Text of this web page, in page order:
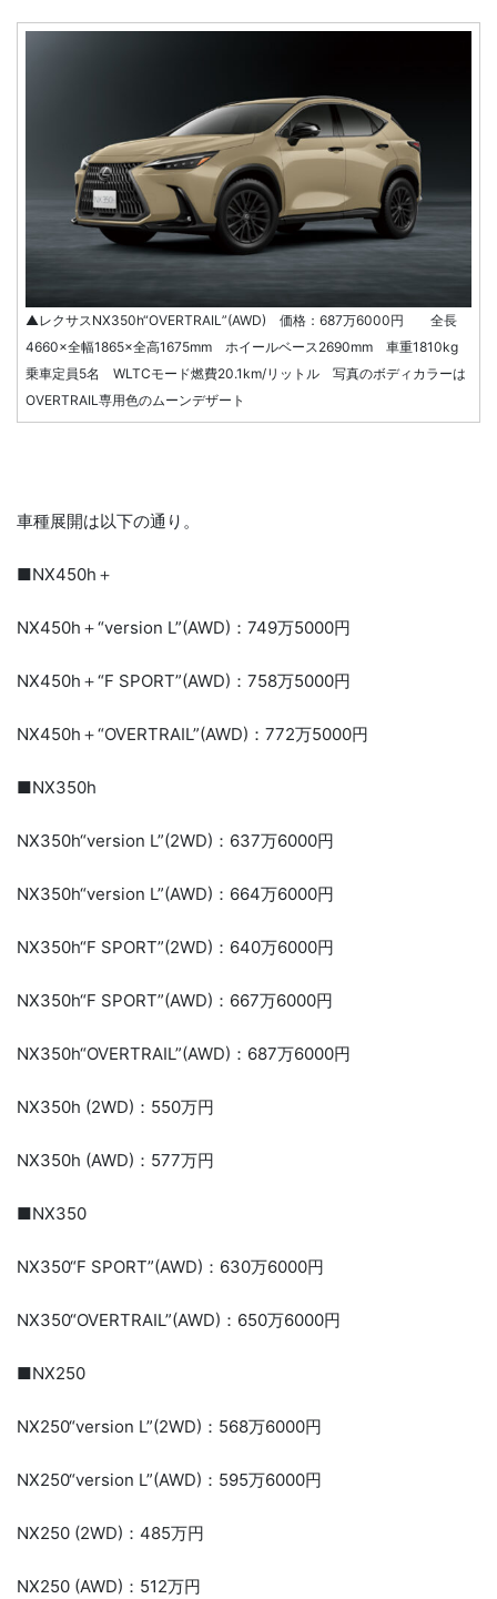
▲レクサスNX350h“OVERTRAIL”(AWD) 価格：687万6000円 全長
4660×全幅1865×全高1675mm ホイールベース2690mm 車重1810kg
乗車定員5名 WLTCモード燃費20.1km/リットル 写真のボディカラーは
OVERTRAIL専用色のムーンデザート
車種展開は以下の通り。
■NX450h＋
NX450h＋“version L”(AWD)：749万5000円
NX450h＋“F SPORT”(AWD)：758万5000円
NX450h＋“OVERTRAIL”(AWD)：772万5000円
■NX350h
NX350h“version L”(2WD)：637万6000円
NX350h“version L”(AWD)：664万6000円
NX350h“F SPORT”(2WD)：640万6000円
NX350h“F SPORT”(AWD)：667万6000円
NX350h“OVERTRAIL”(AWD)：687万6000円
NX350h (2WD)：550万円
NX350h (AWD)：577万円
■NX350
NX350“F SPORT”(AWD)：630万6000円
NX350“OVERTRAIL”(AWD)：650万6000円
■NX250
NX250“version L”(2WD)：568万6000円
NX250“version L”(AWD)：595万6000円
NX250 (2WD)：485万円
NX250 (AWD)：512万円